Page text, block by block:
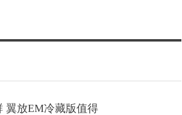
翼放EM冷藏版值得